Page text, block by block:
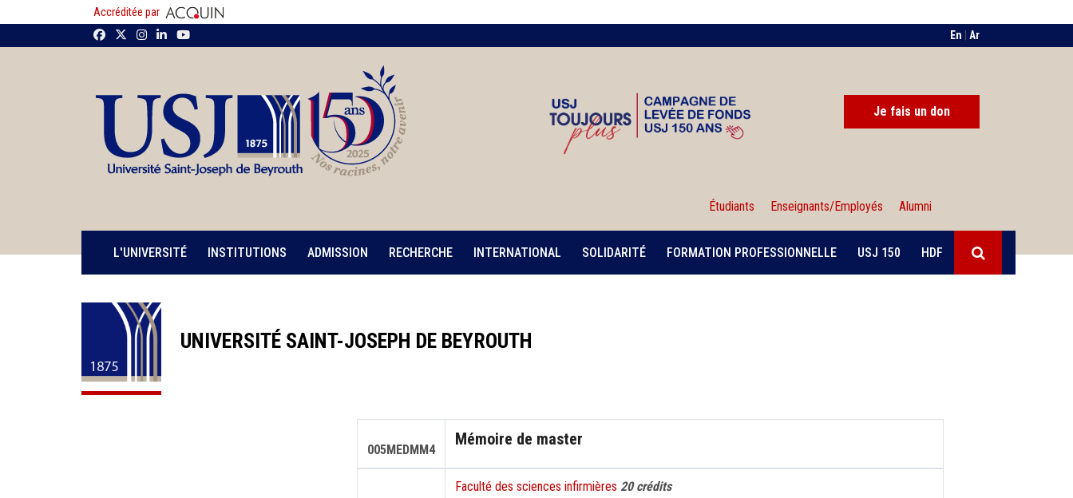
Accréditée par
En
Ar
Je fais un don
Étudiants Enseignants/Employés Alumni
L'UNIVERSITÉ INSTITUTIONS ADMISSION RECHERCHE INTERNATIONAL SOLIDARITÉ FORMATION PROFESSIONNELLE USJ 150 HDF
UNIVERSITÉ SAINT-JOSEPH DE BEYROUTH
005MEDMM4
Mémoire de master
Faculté des sciences infirmières 20 crédits